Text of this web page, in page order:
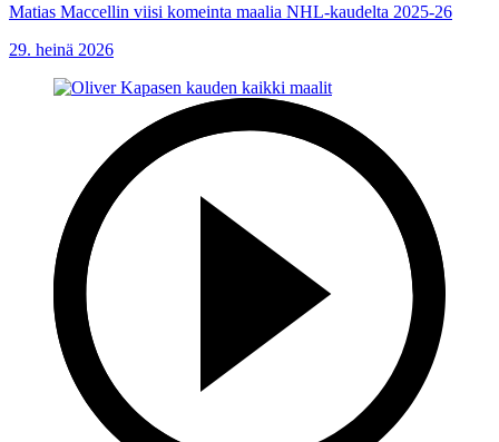
Matias Maccellin viisi komeinta maalia NHL-kaudelta 2025-26
29. heinä 2026